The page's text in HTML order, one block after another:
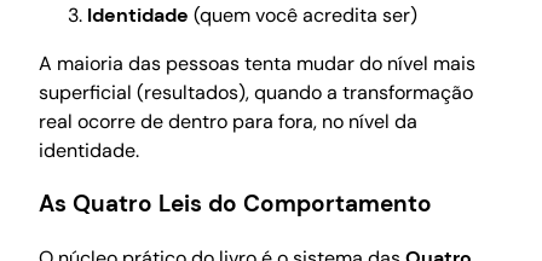
Identidade (quem você acredita ser)
A maioria das pessoas tenta mudar do nível mais
superficial (resultados), quando a transformação
real ocorre de dentro para fora, no nível da
identidade.
As Quatro Leis do Comportamento